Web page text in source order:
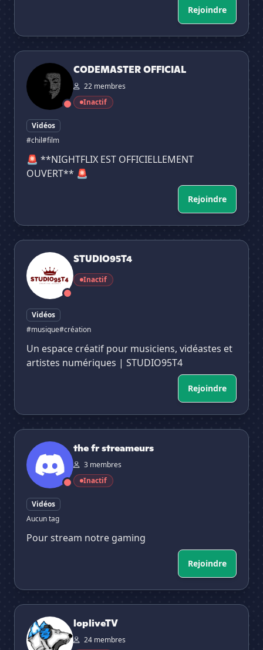
Rejoindre
CODEMASTER OFFICIAL
CODEMASTER OFFICIAL
22 membres
Inactif
Vidéos
#chil#film
🚨 **NIGHTFLIX EST OFFICIELLEMENT
OUVERT** 🚨
Rejoindre
STUDIO95T4
STUDIO95T4
Inactif
Vidéos
#musique#création
Un espace créatif pour musiciens, vidéastes et
artistes numériques | STUDIO95T4
Rejoindre
the fr streameurs
the fr streameurs
3 membres
Inactif
Vidéos
Aucun tag
Pour stream notre gaming
Rejoindre
lopliveTV
lopliveTV
24 membres